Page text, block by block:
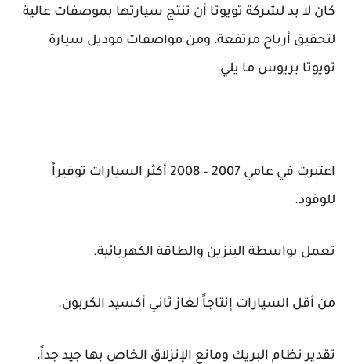
كان لا بد لشركة تويوتا أن تنتج سيارتها بموصفات عالية
لتحقيق أرباح مرتفعة، ومن مواصفات موديل سيارة
تويوتا بريوس ما يلي:
اعتبرت في عامي 2007 – 2008 أكثر السيارات توفيراً
للوقود.
تعمل بواسطة البنزين والطاقة الكهربائية.
من أقل السيارات إنتاجاً لغاز ثاني أكسيد الكربون.
تقدير نظام البريك ومانع الإنزلاق الخاص بها جيد جداً،